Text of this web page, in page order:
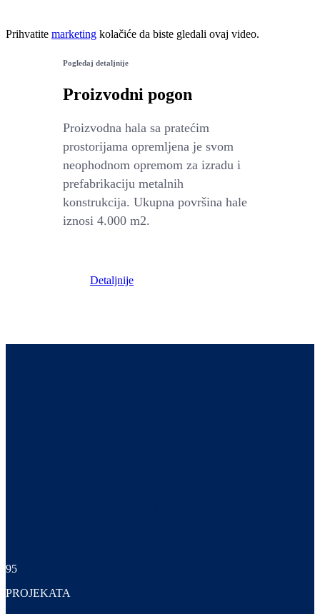
Prihvatite marketing kolačiće da biste gledali ovaj video.
Pogledaj detaljnije
Proizvodni pogon
Proizvodna hala sa pratećim
prostorijama opremljena je svom
neophodnom opremom za izradu i
prefabrikaciju metalnih
konstrukcija. Ukupna površina hale
iznosi 4.000 m2.
Detaljnije
95
PROJEKATA